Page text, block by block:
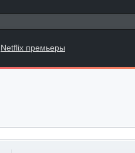
Netflix премьеры